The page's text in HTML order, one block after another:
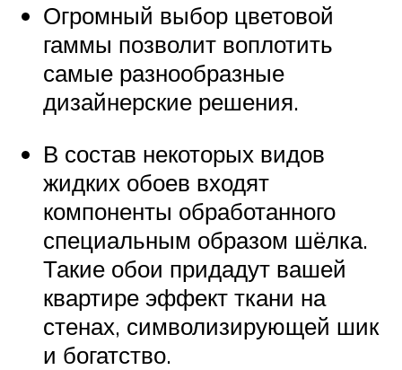
Огромный выбор цветовой
гаммы позволит воплотить
самые разнообразные
дизайнерские решения.
В состав некоторых видов
жидких обоев входят
компоненты обработанного
специальным образом шёлка.
Такие обои придадут вашей
квартире эффект ткани на
стенах, символизирующей шик
и богатство.